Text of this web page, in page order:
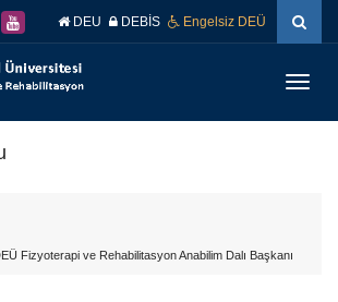
DEU DEBİS Engelsiz DEÜ
Fizyoterapi ve Rehabilitasyon Anabilim Dalı Başkanı